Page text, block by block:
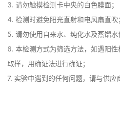
3. 请勿触摸检测卡中央的白色膜面；
4. 检测时避免阳光直射和电风扇直吹
5. 请勿使用自来水、纯化水及蒸馏水
6. 本检测方式为筛选方法，如遇阳
取样，用确证法进行确证；
7. 实验中遇到的任何问题，请与供应